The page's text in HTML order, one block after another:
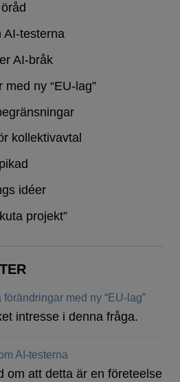
AI-testerna
AI-bråk
ny “EU-lag”
kollektivavtal
idéer
projekt”
förändringar med ny “EU-lag”
intresse i denna fråga.
AI-testerna
om att detta är en företeelse